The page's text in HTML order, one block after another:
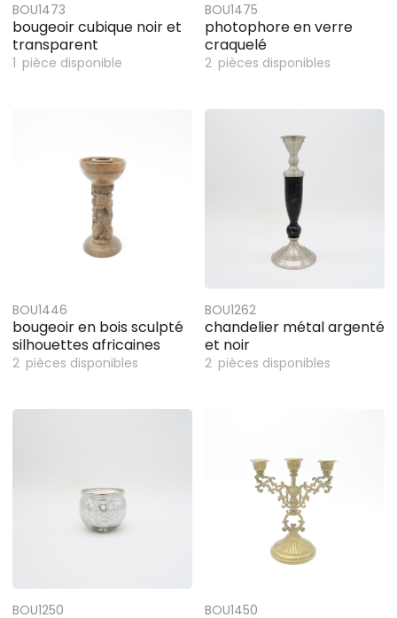
BOU1473
bougeoir cubique noir et
transparent
1 pièce disponible
BOU1475
photophore en verre
craquelé
2 pièces disponibles
BOU1446
bougeoir en bois sculpté
silhouettes africaines
2 pièces disponibles
BOU1262
chandelier métal argenté
et noir
2 pièces disponibles
BOU1250 BOU1450